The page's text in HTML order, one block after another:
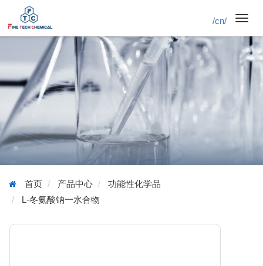
/cn/
首页 产品中心
功能性化学品
L-冬氨酸钠一水合物